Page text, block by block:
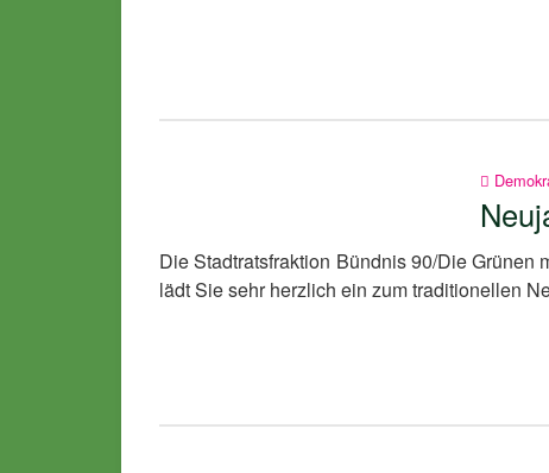
Die Stadtratsfraktion Bündnis 90/Die Grünen
lädt Sie sehr herzlich ein zum traditionellen